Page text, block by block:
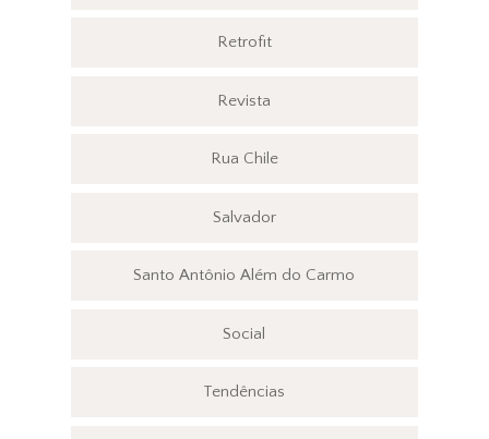
Retrofit
Revista
Rua Chile
Salvador
Santo Antônio Além do Carmo
Social
Tendências